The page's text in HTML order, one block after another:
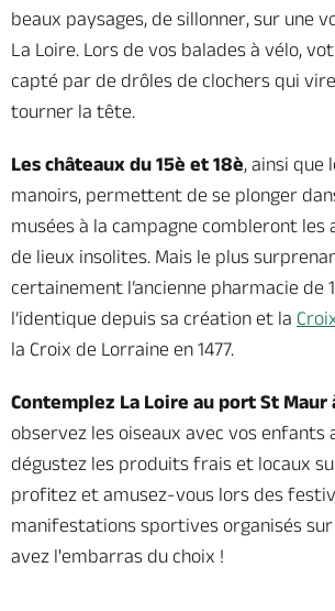
beaux paysages, de sillonner, sur une
La Loire. Lors de vos balades à vélo,
capté par de drôles de clochers qui
tourner la tête.
Les châteaux du 15è et 18è, ainsi que
manoirs, permettent de se plonger
musées à la campagne combleront les
de lieux insolites. Mais le plus
certainement l’ancienne pharmacie de
l’identique depuis sa création et la
la Croix de Lorraine en 1477.
Contemplez La Loire au port St Maur
observez les oiseaux avec vos enfants
dégustez les produits frais et locaux
profitez et amusez-vous lors des
manifestations sportives organisés sur
avez l'embarras du choix !